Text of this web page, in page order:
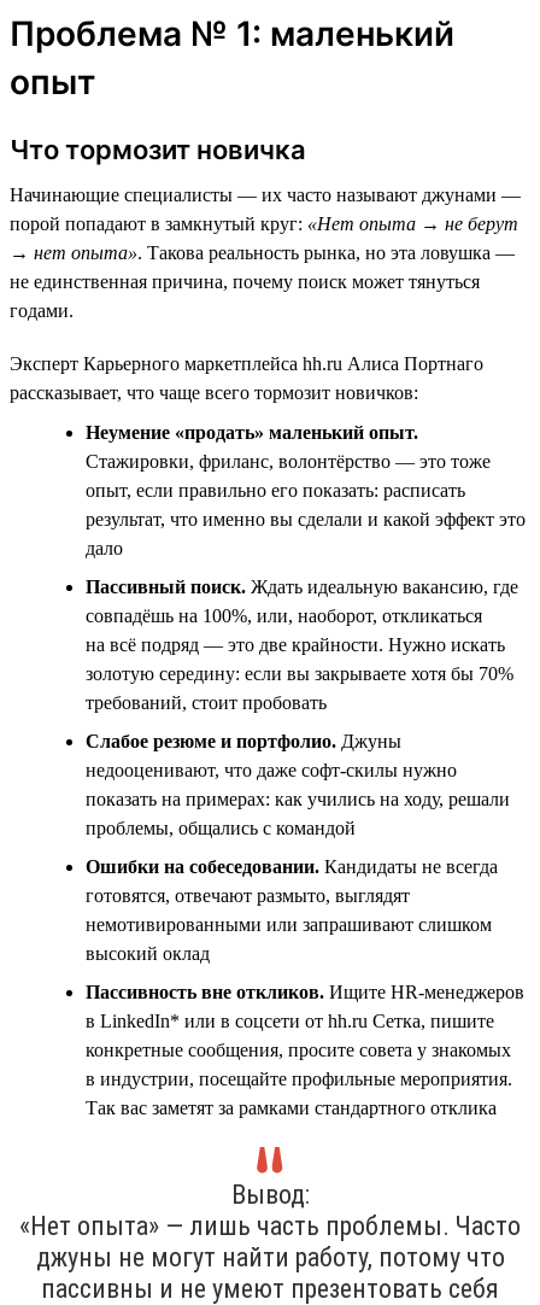
Проблема № 1: маленький
опыт
Что тормозит новичка
Начинающие специалисты — их часто называют джунами —
порой попадают в замкнутый круг: «Нет опыта → не берут
→ нет опыта». Такова реальность рынка, но эта ловушка —
не единственная причина, почему поиск может тянуться
годами.
Эксперт Карьерного маркетплейса hh.ru Алиса Портнаго
рассказывает, что чаще всего тормозит новичков:
Неумение «продать» маленький опыт.
Стажировки, фриланс, волонтёрство — это тоже
опыт, если правильно его показать: расписать
результат, что именно вы сделали и какой эффект это
дало
Пассивный поиск. Ждать идеальную вакансию, где
совпадёшь на 100%, или, наоборот, откликаться
на всё подряд — это две крайности. Нужно искать
золотую середину: если вы закрываете хотя бы 70%
требований, стоит пробовать
Слабое резюме и портфолио. Джуны
недооценивают, что даже софт-скилы нужно
показать на примерах: как учились на ходу, решали
проблемы, общались с командой
Ошибки на собеседовании. Кандидаты не всегда
готовятся, отвечают размыто, выглядят
немотивированными или запрашивают слишком
высокий оклад
Пассивность вне откликов. Ищите HR-менеджеров
в LinkedIn* или в соцсети от hh.ru Сетка, пишите
конкретные сообщения, просите совета у знакомых
в индустрии, посещайте профильные мероприятия.
Так вас заметят за рамками стандартного отклика
Вывод:
«Нет опыта» — лишь часть проблемы. Часто
джуны не могут найти работу, потому что
пассивны и не умеют презентовать себя